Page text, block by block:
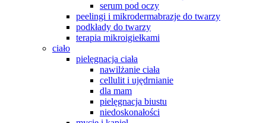
serum pod oczy
peelingi i mikrodermabrazje do twarzy
podkłady do twarzy
terapia mikroigiełkami
ciało
pielęgnacja ciała
nawilżanie ciała
cellulit i ujędrnianie
dla mam
pielęgnacja biustu
niedoskonałości